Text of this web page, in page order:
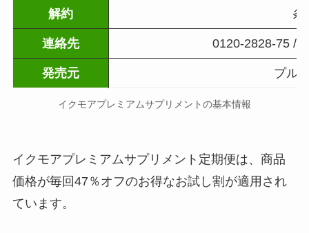
解約 条
連絡先 0120-2828-75 /
発売元 プル
イクモアプレミアムサプリメントの基本情報
イクモアプレミアムサプリメント定期便は、商品
価格が毎回47％オフのお得なお試し割が適用され
ています。